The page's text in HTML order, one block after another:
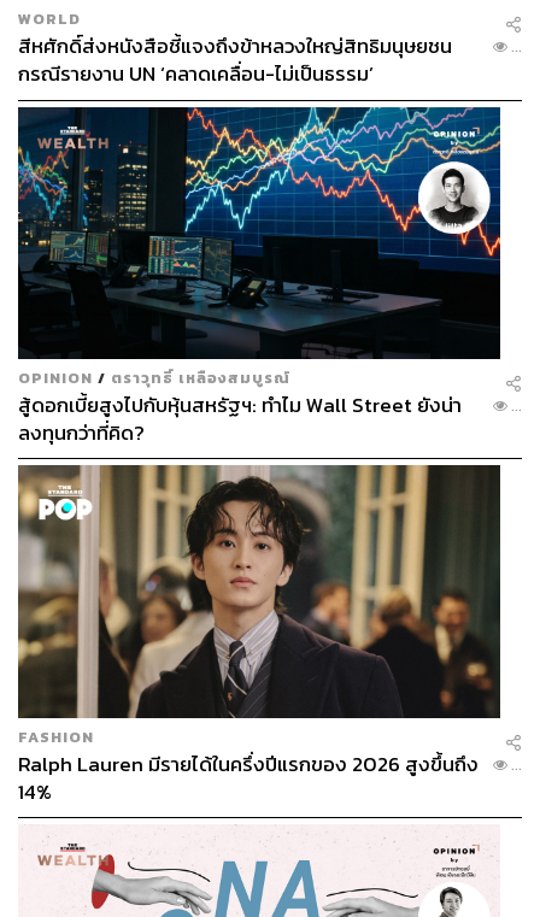
WORLD
สีหศักดิ์ส่งหนังสือชี้แจงถึงข้าหลวงใหญ่สิทธิมนุษยชน
กรณีรายงาน UN ‘คลาดเคลื่อน-ไม่เป็นธรรม’
...
OPINION / ตราวุทธิ์ เหลืองสมบูรณ์
สู้ดอกเบี้ยสูงไปกับหุ้นสหรัฐฯ: ทำไม Wall Street ยังน่า
ลงทุนกว่าที่คิด?
...
FASHION
Ralph Lauren มีรายได้ในครึ่งปีแรกของ 2026 สูงขึ้นถึง
14%
...